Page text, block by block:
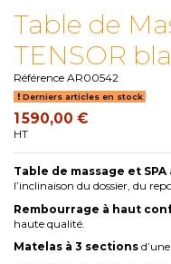
Table de
TENSOR
Référence AR00542
Derniers articles en stock
1 590,00 €
HT
Table de massage et SPA
l’inclinaison du dossier, du
Rembourrage à haut
haute qualité.
Matelas à 3 sections